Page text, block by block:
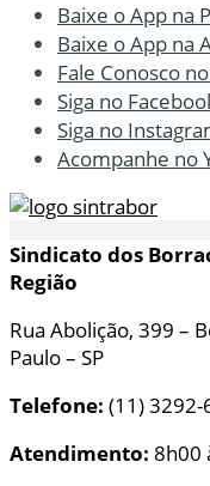
Baixe o App na
Baixe o App na
Fale Conosco
Siga no
Siga no
Acompanhe no
Sindicato dos
Região
Rua Abolição, 399 –
Paulo – SP
Telefone: (11) 3292-
Atendimento: 8h00